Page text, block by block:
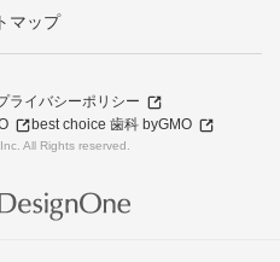
マップ
ライバシーポリシー
best choice 歯科 byGMO
All Rights reserved.